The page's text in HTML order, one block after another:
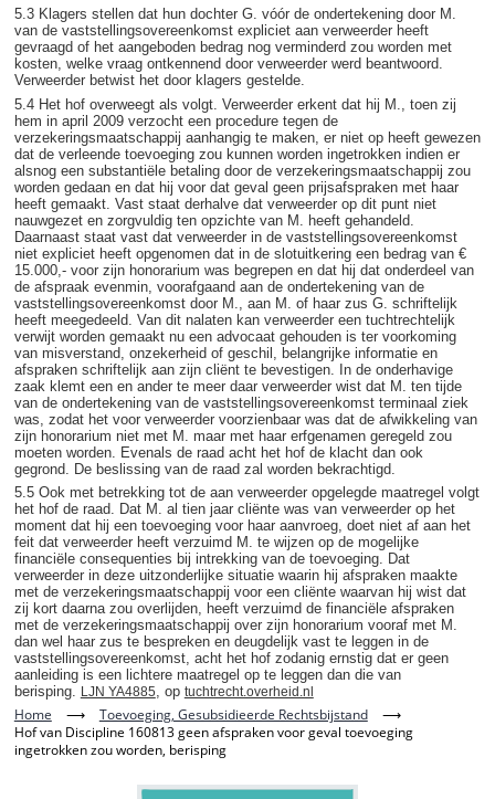
5.3 Klagers stellen dat hun dochter G. vóór de ondertekening door M.
van de vaststellingsovereenkomst expliciet aan verweerder heeft
gevraagd of het aangeboden bedrag nog verminderd zou worden met
kosten, welke vraag ontkennend door verweerder werd beantwoord.
Verweerder betwist het door klagers gestelde.
5.4 Het hof overweegt als volgt. Verweerder erkent dat hij M., toen zij
hem in april 2009 verzocht een procedure tegen de
verzekeringsmaatschappij aanhangig te maken, er niet op heeft gewezen
dat de verleende toevoeging zou kunnen worden ingetrokken indien er
alsnog een substantiële betaling door de verzekeringsmaatschappij zou
worden gedaan en dat hij voor dat geval geen prijsafspraken met haar
heeft gemaakt. Vast staat derhalve dat verweerder op dit punt niet
nauwgezet en zorgvuldig ten opzichte van M. heeft gehandeld.
Daarnaast staat vast dat verweerder in de vaststellingsovereenkomst
niet expliciet heeft opgenomen dat in de slotuitkering een bedrag van €
15.000,- voor zijn honorarium was begrepen en dat hij dat onderdeel van
de afspraak evenmin, voorafgaand aan de ondertekening van de
vaststellingsovereenkomst door M., aan M. of haar zus G. schriftelijk
heeft meegedeeld. Van dit nalaten kan verweerder een tuchtrechtelijk
verwijt worden gemaakt nu een advocaat gehouden is ter voorkoming
van misverstand, onzekerheid of geschil, belangrijke informatie en
afspraken schriftelijk aan zijn cliënt te bevestigen. In de onderhavige
zaak klemt een en ander te meer daar verweerder wist dat M. ten tijde
van de ondertekening van de vaststellingsovereenkomst terminaal ziek
was, zodat het voor verweerder voorzienbaar was dat de afwikkeling van
zijn honorarium niet met M. maar met haar erfgenamen geregeld zou
moeten worden. Evenals de raad acht het hof de klacht dan ook
gegrond. De beslissing van de raad zal worden bekrachtigd.
5.5 Ook met betrekking tot de aan verweerder opgelegde maatregel volgt
het hof de raad. Dat M. al tien jaar cliënte was van verweerder op het
moment dat hij een toevoeging voor haar aanvroeg, doet niet af aan het
feit dat verweerder heeft verzuimd M. te wijzen op de mogelijke
financiële consequenties bij intrekking van de toevoeging. Dat
verweerder in deze uitzonderlijke situatie waarin hij afspraken maakte
met de verzekeringsmaatschappij voor een cliënte waarvan hij wist dat
zij kort daarna zou overlijden, heeft verzuimd de financiële afspraken
met de verzekeringsmaatschappij over zijn honorarium vooraf met M.
dan wel haar zus te bespreken en deugdelijk vast te leggen in de
vaststellingsovereenkomst, acht het hof zodanig ernstig dat er geen
aanleiding is een lichtere maatregel op te leggen dan die van
berisping. LJN YA4885, op tuchtrecht.overheid.nl
Home ⟶ Toevoeging, Gesubsidieerde Rechtsbijstand
⟶
Hof van Discipline 160813 geen afspraken voor geval toevoeging
ingetrokken zou worden, berisping